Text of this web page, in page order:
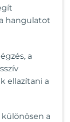
hangulatot
a
ellazítani a
különösen a